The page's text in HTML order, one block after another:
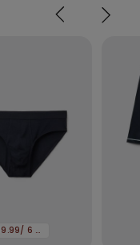
3 za €19.99/ 6 za €29.99